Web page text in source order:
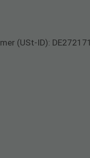
(USt-ID):